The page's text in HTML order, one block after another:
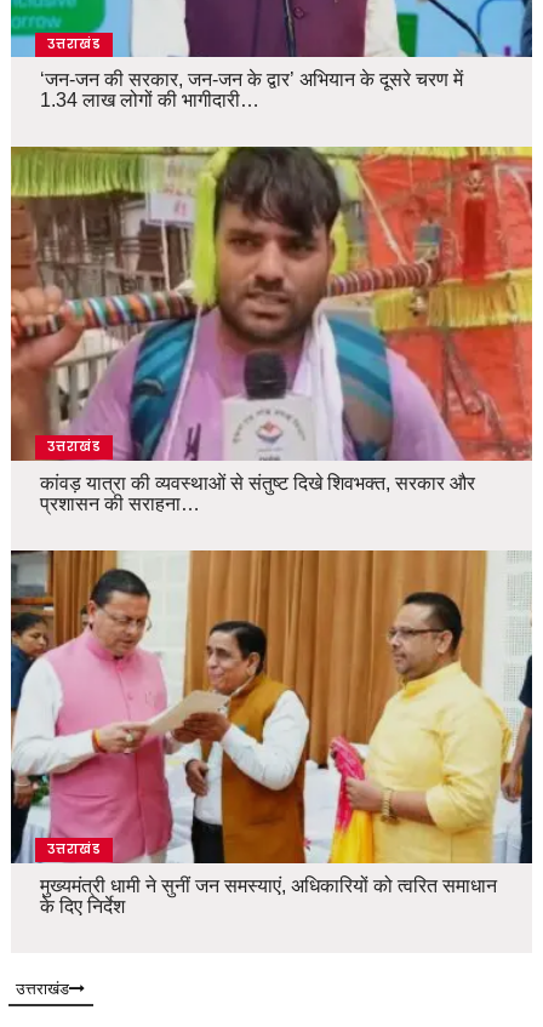
उत्तराखंड
‘जन-जन की सरकार, जन-जन के द्वार’ अभियान के दूसरे चरण में
1.34 लाख लोगों की भागीदारी…
उत्तराखंड
कांवड़ यात्रा की व्यवस्थाओं से संतुष्ट दिखे शिवभक्त, सरकार और
प्रशासन की सराहना…
उत्तराखंड
मुख्यमंत्री धामी ने सुनीं जन समस्याएं, अधिकारियों को त्वरित समाधान
के दिए निर्देश
उत्तराखंड